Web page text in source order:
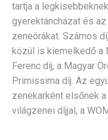
tartja a
gyerektáncházat és
zeneórákat. Számos
közül is kiemelkedő a
Ferenc díj, a Magyar
Primissima díj. Az
zenekarként elsőnek
világzenei díjjal, a